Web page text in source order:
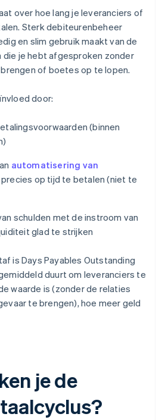
over hoe lang je leveranciers of
Sterk debiteurenbeheer
en slim gebruik maakt van de
je hebt afgesproken zonder
of boetes op te lopen.
door:
(binnen
automatisering van
op tijd te betalen (niet te
schulden met de instroom van
glad te strijken
is Days Payables Outstanding
duurt om leveranciers te
waarde is (zonder de relaties
te brengen), hoe meer geld
je de